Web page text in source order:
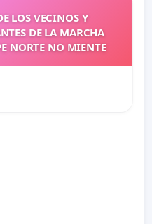
LOS VECINOS Y
DE LA MARCHA
NORTE NO MIENTE